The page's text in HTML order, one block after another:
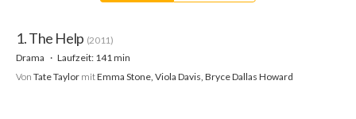
1. The Help (2011)
Drama
Laufzeit: 141 min
Von Tate Taylor mitEmma Stone, Viola Davis, Bryce Dallas Howard